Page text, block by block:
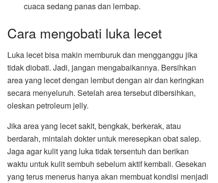
cuaca sedang panas dan lembap.
Cara mengobati luka lecet
Luka lecet bisa makin memburuk dan mengganggu jika
tidak diobati. Jadi, jangan mengabaikannya. Bersihkan
area yang lecet dengan lembut dengan air dan keringkan
secara menyeluruh. Setelah area tersebut dibersihkan,
oleskan petroleum jelly.
Jika area yang lecet sakit, bengkak, berkerak, atau
berdarah, mintalah dokter untuk meresepkan obat salep.
Jaga agar kulit yang luka tidak tersentuh dan berikan
waktu untuk kulit sembuh sebelum aktif kembali. Gesekan
yang terus menerus hanya akan membuat kondisi menjadi